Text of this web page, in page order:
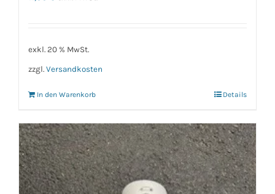
exkl. 20 % MwSt.
zzgl. Versandkosten
In den Warenkorb Details